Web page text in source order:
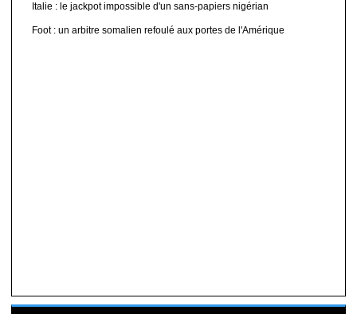
Italie : le jackpot impossible d'un sans-papiers nigérian
Foot : un arbitre somalien refoulé aux portes de l'Amérique